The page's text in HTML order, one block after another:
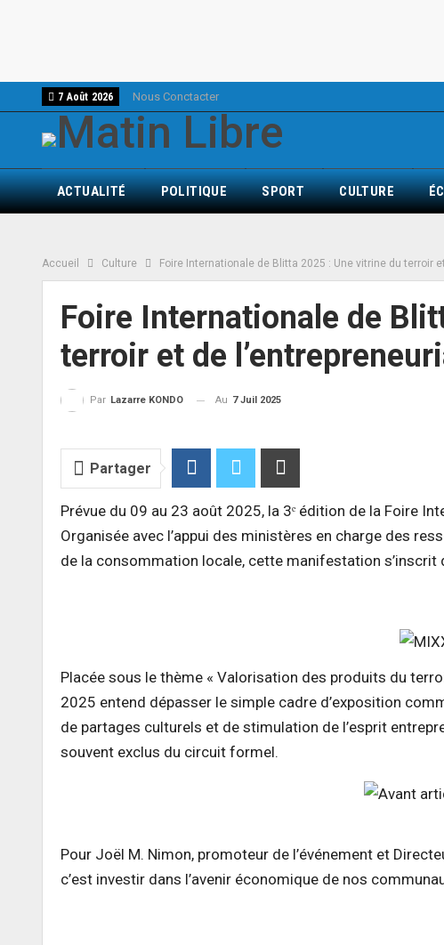
7 Août 2026 Nous Conctacter
ACTUALITÉ POLITIQUE SPORT CULTURE
Accueil Culture Foire Internationale de Blitta 2025 : Une vitrine du terroir
Foire Internationale de
terroir et de
Par Lazarre KONDO Au 7 Juil 2025
Partager
Prévue du 09 au 23 août 2025, la 3ᵉ édition de la Foire
Organisée avec l’appui des ministères en charge des
de la consommation locale, cette manifestation
Placée sous le thème « Valorisation des produits du
2025 entend dépasser le simple cadre d’exposition
de partages culturels et de stimulation de l’esprit
souvent exclus du circuit formel.
Pour Joël M. Nimon, promoteur de l’événement et
c’est investir dans l’avenir économique de nos